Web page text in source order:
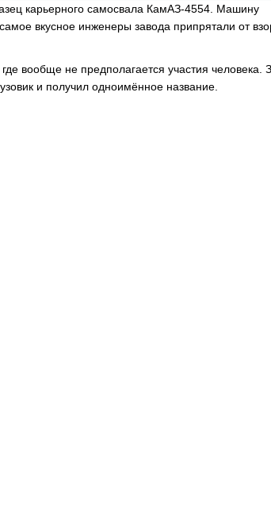
ЛОГИСТИКА
карьерного самосвала КамАЗ-4554. Машину
вкусное инженеры завода припрятали от
вообще не предполагается участия человека.
и получил одноимённое название.